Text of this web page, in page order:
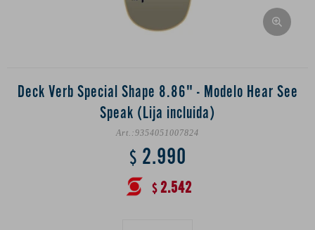
Deck Verb Special Shape 8.86" - Modelo Hear See
Speak (Lija incluida)
9354051007824
$ 2.990
$ 2.542